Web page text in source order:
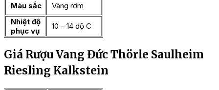
Màu sắc
Vàng rơm
Nhiệt độ
phục vụ
10 – 14 độ C
Giá Rượu Vang Đức Thörle Saulheim
Riesling Kalkstein